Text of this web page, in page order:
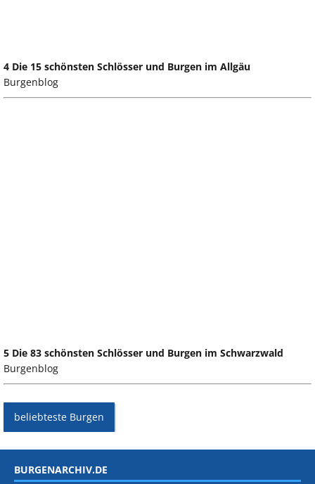
4 Die 15 schönsten Schlösser und Burgen im Allgäu
Burgenblog
5 Die 83 schönsten Schlösser und Burgen im Schwarzwald
Burgenblog
beliebteste Burgen
BURGENARCHIV.DE